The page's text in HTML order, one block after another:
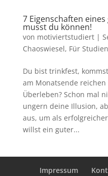
7 Eigenschaften
musst du können!
von motiviertstudiert|
Chaoswiesel, Für
Du bist trinkfest,
am Monatsende
Überleben? Schon mal
ungern deine Illusion,
aus, um als
willst ein guter...
Impressum